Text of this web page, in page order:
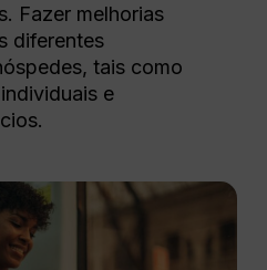
Fazer melhorias
diferentes
tais como
e